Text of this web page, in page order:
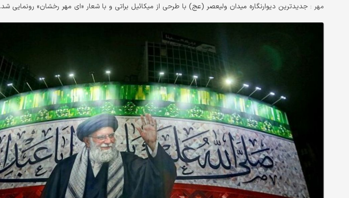
مهر : جدیدترین دیوارنگاره میدان ولیعصر (عج) با طرحی از میکائیل براتی و با شعار «ای مهر رخشان» رونمایی شد.